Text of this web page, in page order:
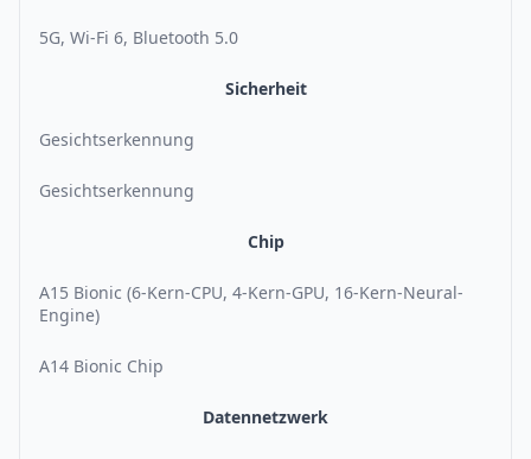
5G, Wi-Fi 6, Bluetooth 5.0
Sicherheit
Gesichtserkennung
Gesichtserkennung
Chip
A15 Bionic (6-Kern-CPU, 4-Kern-GPU, 16-Kern-Neural-
Engine)
A14 Bionic Chip
Datennetzwerk